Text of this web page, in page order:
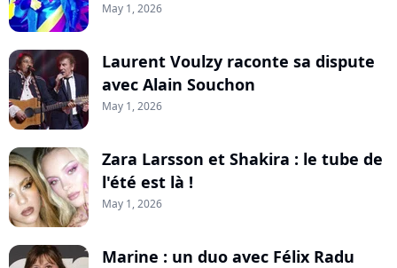
May 1, 2026
Laurent Voulzy raconte sa dispute
avec Alain Souchon
May 1, 2026
Zara Larsson et Shakira : le tube de
l'été est là !
May 1, 2026
Marine : un duo avec Félix Radu